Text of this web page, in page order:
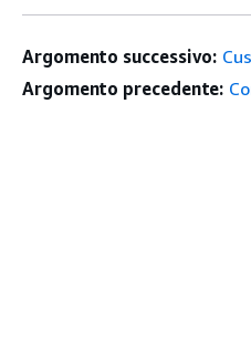
Argomento successivo:
Argomento precedente: